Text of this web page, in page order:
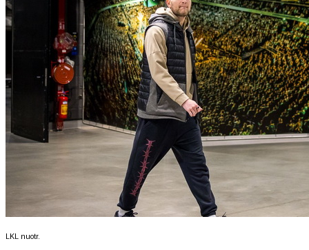
LKL nuotr.